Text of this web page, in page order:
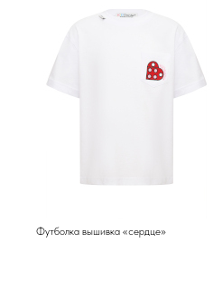
Футболка вышивка «сердце»